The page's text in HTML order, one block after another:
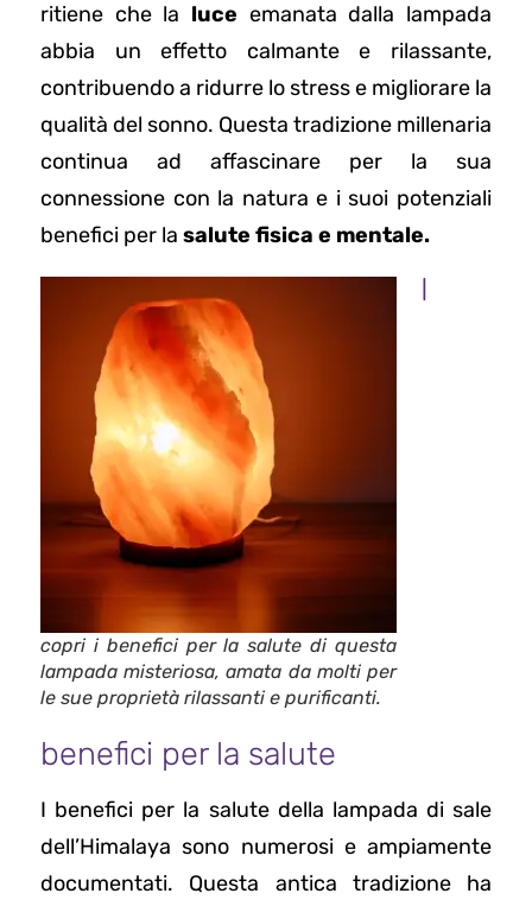
ritiene che la luce emanata dalla lampada
abbia un effetto calmante e rilassante,
contribuendo a ridurre lo stress e migliorare la
qualità del sonno. Questa tradizione millenaria
continua ad affascinare per la sua
connessione con la natura e i suoi potenziali
benefici per la salute fisica e mentale.
copri i benefici per la salute di questa
lampada misteriosa, amata da molti per
le sue proprietà rilassanti e purificanti.
I
benefici per la salute
I benefici per la salute della lampada di sale
dell’Himalaya sono numerosi e ampiamente
documentati. Questa antica tradizione ha